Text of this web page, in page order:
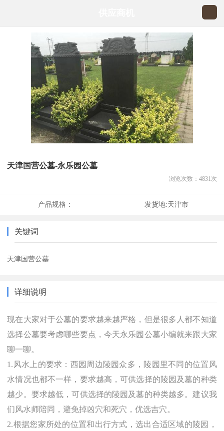
天津国营公墓-永乐园公墓
浏览次数： 4831 次
产品规格： 发货地:天津市
关键词
天津国营公墓
详细说明
现在大家对于公墓的要求越来越严格，但是很多人都不知道
选择公墓要考虑哪些要点，今天永乐园公墓小编就来跟大家
聊一聊。
1.风水上的要求：西园周边陵园众多，陵园里不同的位置风
水情况也都不一样，要求越高，可供选择的陵园及墓的种类
越少。要求越低，可供选择的陵园及墓的种类越多。建议我
们风水师陪同，避免掉凶穴和死穴，优选吉穴。
2.根据您家所处的位置和出行方式，选出合适区域的陵园，